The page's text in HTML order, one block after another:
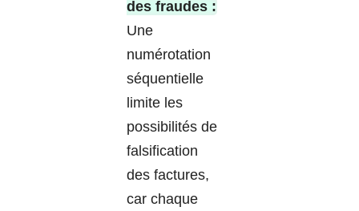
des fraudes :
Une
numérotation
séquentielle
limite les
possibilités de
falsification
des factures,
car chaque